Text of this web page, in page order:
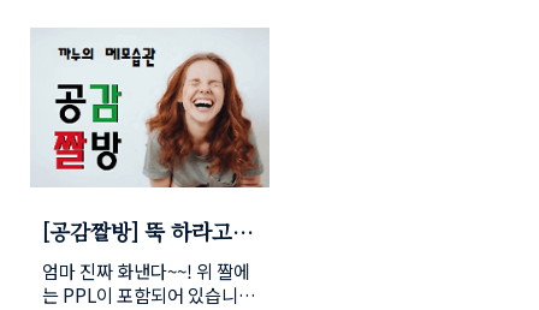
[공감짤방] 뚝 하라고
했다~!! 뚝!!
엄마 진짜 화낸다~~! 위 짤에
는 PPL이 포함되어 있습니